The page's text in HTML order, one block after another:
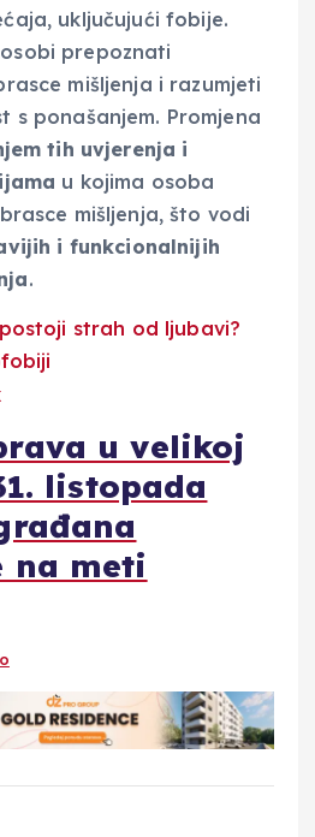
uključujući fobije.
prepoznati
mišljenja i razumjeti
s ponašanjem. Promjena
tih uvjerenja i
u kojima osoba
mišljenja, što vodi
i funkcionalnijih
.
u velikoj
listopada
na meti